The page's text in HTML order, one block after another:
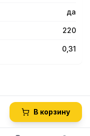
да
220
0,31
В корзину